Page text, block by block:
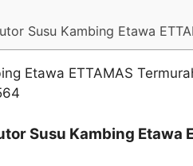
Susu Kambing Etawa
Susu Kambing Etawa